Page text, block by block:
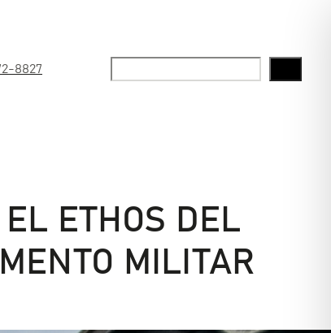
8827
ETHOS DEL
MILITAR